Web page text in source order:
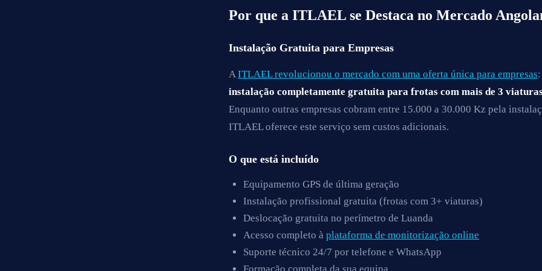
Por que a ITLAEL se Destaca no Mercado
Instalação Gratuita para Empresas
AITLAEL revolucionou o mercado com uma oferta única para empresas:
instalação completamente gratuita para frotas com mais de 3
Enquanto outras empresas cobram entre 15.000 a 30.000 Kz pela
ITLAEL oferece este serviço sem custos adicionais.
O que está incluído
Equipamento GPS de última geração
Instalação profissional gratuita (frotas com 3+ viaturas)
Deslocação gratuita no perímetro de Luanda
Acesso completo àplataforma de monitorização online
Suporte técnico 24/7 por telefone e WhatsApp
Formação completa da sua equipa